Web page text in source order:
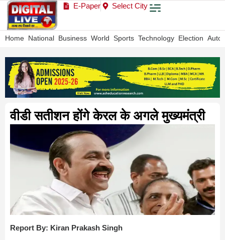
E-Paper Select City
Home National Business World Sports Technology Election Auto
वीडी सतीशन होंगे केरल के अगले मुख्यमंत्री
Report By: Kiran Prakash Singh